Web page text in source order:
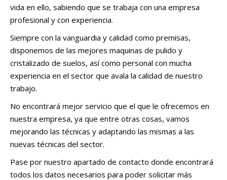
vida en ello, sabiendo que se trabaja con una empresa
profesional y con experiencia.
Siempre con la vanguardia y calidad como premisas,
disponemos de las mejores maquinas de pulido y
cristalizado de suelos, así como personal con mucha
experiencia en el sector que avala la calidad de nuestro
trabajo.
No encontrará mejor servicio que el que le ofrecemos en
nuestra empresa, ya que entre otras cosas, vamos
mejorando las técnicas y adaptando las mismas a las
nuevas técnicas del sector.
Pase por nuestro apartado de contacto donde encontrará
todos los datos necesarios para poder solicitar más